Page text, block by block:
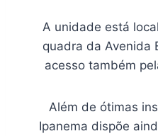
A unidade está
quadra da Avenida
acesso também
Além de ótimas
Ipanema dispõe